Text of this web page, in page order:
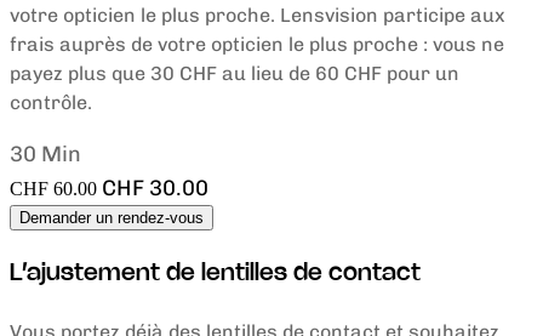
votre opticien le plus proche. Lensvision participe aux
frais auprès de votre opticien le plus proche : vous ne
payez plus que 30 CHF au lieu de 60 CHF pour un
contrôle.
30 Min
CHF 60.00 CHF 30.00
Demander un rendez-vous
L’ajustement de lentilles de contact